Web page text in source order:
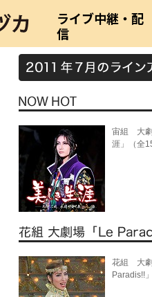
ライブ中継・配
信
宙組 大
涯」（全
花組 大
Paradis!!